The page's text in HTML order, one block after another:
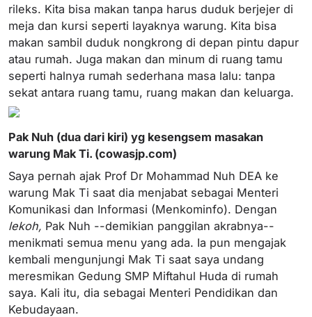
rileks. Kita bisa makan tanpa harus duduk berjejer di
meja dan kursi seperti layaknya warung. Kita bisa
makan sambil duduk nongkrong di depan pintu dapur
atau rumah. Juga makan dan minum di ruang tamu
seperti halnya rumah sederhana masa lalu: tanpa
sekat antara ruang tamu, ruang makan dan keluarga.
Pak Nuh (dua dari kiri) yg kesengsem masakan
warung Mak Ti. (cowasjp.com)
Saya pernah ajak Prof Dr Mohammad Nuh DEA ke
warung Mak Ti saat dia menjabat sebagai Menteri
Komunikasi dan Informasi (Menkominfo). Dengan
lekoh, Pak Nuh --demikian panggilan akrabnya--
menikmati semua menu yang ada. Ia pun mengajak
kembali mengunjungi Mak Ti saat saya undang
meresmikan Gedung SMP Miftahul Huda di rumah
saya. Kali itu, dia sebagai Menteri Pendidikan dan
Kebudayaan.